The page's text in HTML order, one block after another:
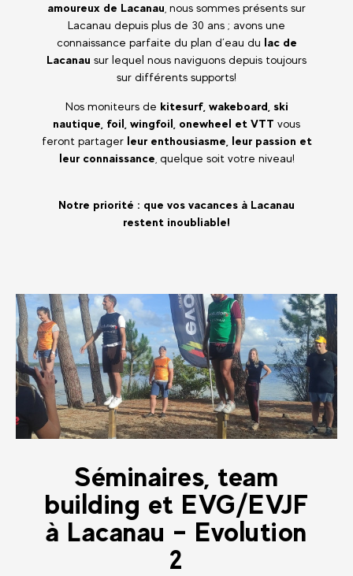
amoureux de Lacanau , nous sommes présents sur
Lacanau depuis plus de 30 ans ; avons une
connaissance parfaite du plan d’eau du lac de
Lacanau sur lequel nous naviguons depuis toujours
sur différents supports!
Nos moniteurs de kitesurf, wakeboard, ski
nautique, foil, wingfoil, onewheel et VTT vous
feront partager leur enthousiasme, leur passion et
leur connaissance , quelque soit votre niveau!
Notre priorité : que vos vacances à Lacanau
restent inoubliable!
Séminaires, team
building et EVG/EVJF
à Lacanau – Evolution
2